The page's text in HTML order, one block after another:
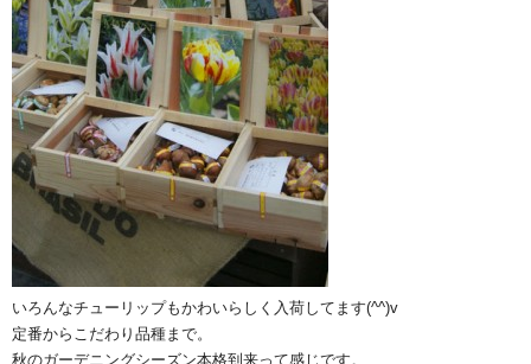
いろんなチューリップもかわいらしく入荷してます(^^)v
定番からこだわり品種まで。
秋のガーデニングシーズン本格到来って感じです。